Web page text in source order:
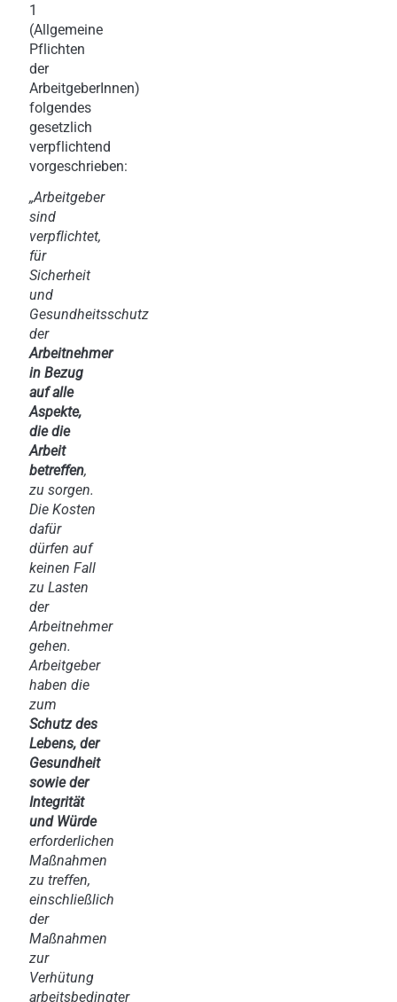
1
(Allgemeine
Pflichten
der
ArbeitgeberInnen)
folgendes
gesetzlich
verpflichtend
vorgeschrieben:
„Arbeitgeber
sind
verpflichtet,
für
Sicherheit
und
Gesundheitsschutz
der
Arbeitnehmer
in Bezug
auf alle
Aspekte,
die die
Arbeit
betreffen,
zu sorgen.
Die Kosten
dafür
dürfen auf
keinen Fall
zu Lasten
der
Arbeitnehmer
gehen.
Arbeitgeber
haben die
zum
Schutz des
Lebens, der
Gesundheit
sowie der
Integrität
und Würde
erforderlichen
Maßnahmen
zu treffen,
einschließlich
der
Maßnahmen
zur
Verhütung
arbeitsbedingter